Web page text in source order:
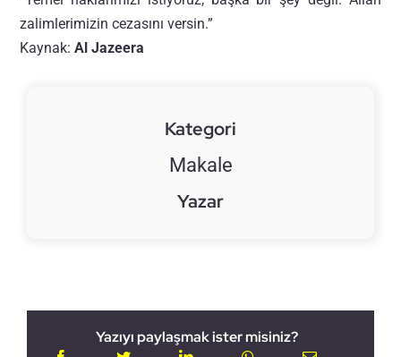
zalimlerimizin cezasını versin.”
Kaynak: Al Jazeera
Kategori
Makale
Yazar
Yazıyı paylaşmak ister misiniz?